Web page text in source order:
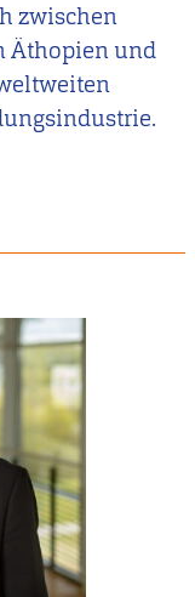
zwischen
Äthopien und